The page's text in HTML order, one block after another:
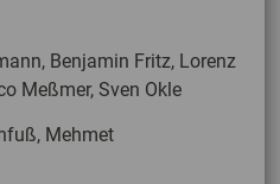
Benjamin Fritz, Lorenz
Meßmer, Sven Okle
Mehmet